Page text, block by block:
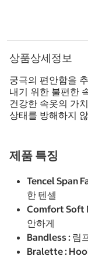
상품상세정보
궁극의 편안함을
내기 위한 불편한
건강한 속옷의 가
상태를 방해하지
제품 특징
Tencel Span
한 텐셀
Comfort Soft
안하게
Bandless : 림
Bralette :